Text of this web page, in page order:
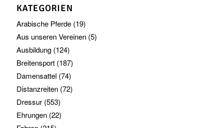
KATEGORIEN
Arabische Pferde(19)
Aus unseren Vereinen(5)
Ausbildung(124)
Breitensport(187)
Damensattel(74)
Distanzreiten(72)
Dressur(553)
Ehrungen(22)